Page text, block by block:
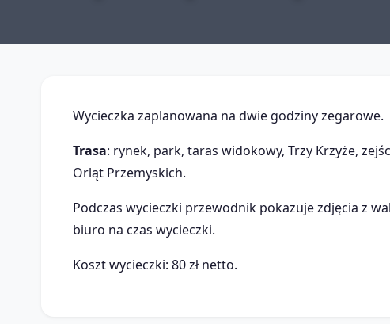
Wycieczka zaplanowana na dwie godziny zegarowe.
Trasa: rynek, park, taras widokowy, Trzy Krzyże,
Orląt Przemyskich.
Podczas wycieczki przewodnik pokazuje zdjęcia z
biuro na czas wycieczki.
Koszt wycieczki: 80 zł netto.